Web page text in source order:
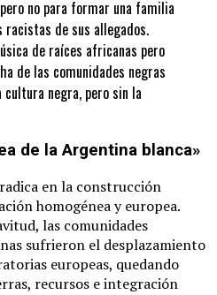
no para formar una familia
de sus allegados.
de raíces africanas pero
de las comunidades negras
cultura negra, pero sin la
de la Argentina blanca»
en la construcción
homogénea y europea.
las comunidades
sufrieron el desplazamiento
europeas, quedando
recursos e integración